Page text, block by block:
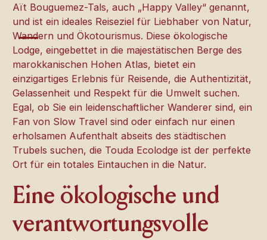
Aït Bouguemez-Tals, auch „Happy Valley“ genannt,
und ist ein ideales Reiseziel für Liebhaber von Natur,
Wandern und Ökotourismus. Diese ökologische
Lodge, eingebettet in die majestätischen Berge des
marokkanischen Hohen Atlas, bietet ein
einzigartiges Erlebnis für Reisende, die Authentizität,
Gelassenheit und Respekt für die Umwelt suchen.
Egal, ob Sie ein leidenschaftlicher Wanderer sind, ein
Fan von Slow Travel sind oder einfach nur einen
erholsamen Aufenthalt abseits des städtischen
Trubels suchen, die Touda Ecolodge ist der perfekte
Ort für ein totales Eintauchen in die Natur.
Eine ökologische und
verantwortungsvolle